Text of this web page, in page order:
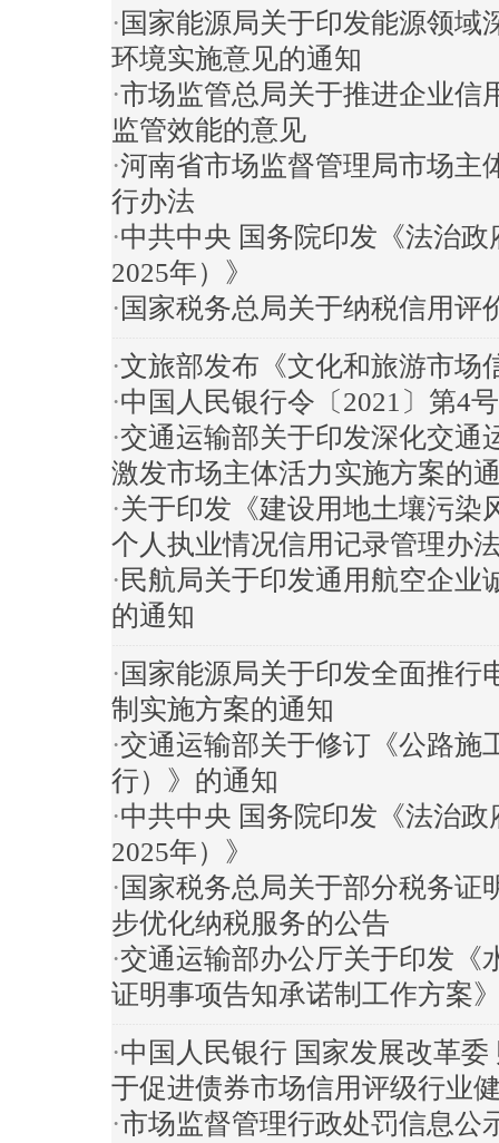
· 国家能源局关于印发能源领域
环境实施意见的通知
·市场监管总局关于推进企业信
监管效能的意见
·河南省市场监督管理局市场主
行办法
·中共中央 国务院印发《法治
2025年）》
· 国家税务总局关于纳税信用评
·文旅部发布《文化和旅游市场
·中国人民银行令〔2021〕第4
·交通运输部关于印发深化交通
激发市场主体活力实施方案的
·关于印发《建设用地土壤污染
个人执业情况信用记录管理办
· 民航局关于印发通用航空企业
的通知
· 国家能源局关于印发全面推行
制实施方案的通知
·交通运输部关于修订《公路施
行）》的通知
·中共中央 国务院印发《法治
2025年）》
· 国家税务总局关于部分税务证
步优化纳税服务的公告
·交通运输部办公厅关于印发《
证明事项告知承诺制工作方案
·中国人民银行 国家发展改革
于促进债券市场信用评级行业
·市场监督管理行政处罚信息公